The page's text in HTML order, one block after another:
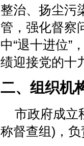
整治、扬尘污
管，强化督察
中“退十进位”
绩迎接党的十
二、组织机
市政府成立
称督查组)，